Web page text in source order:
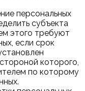
персональных
субъекта
этого требуют
если срок
которого,
по которому